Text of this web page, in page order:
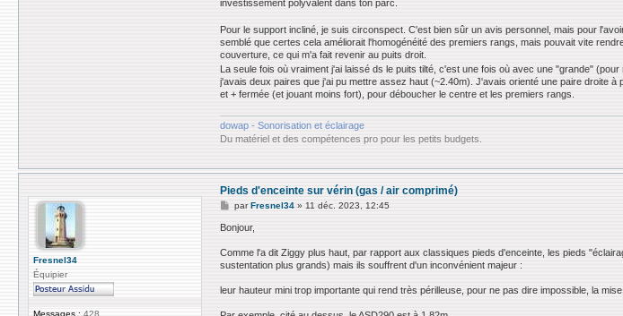
investissement polyvalent dans ton parc.
Pour le support incliné, je suis circonspect. C'est bien sûr un avis personnel, mais pour
semblé que certes cela améliorait l'homogénéité des premiers rangs, mais pouvait vite
couverture, ce qui m'a fait revenir au puits droit.
La seule fois où vraiment j'ai laissé ds le puits tilté, c'est une fois où avec une "grande"
j'avais deux paires que j'ai pu mettre assez haut (~2.40m). J'avais orienté une paire droite
et + fermée (et jouant moins fort), pour déboucher le centre et les premiers rangs.
dowap - Sonorisation et éclairage
Du matériel et des compétences pro pour les petits budgets.
Fresnel34
Équipier
Messages : 428
Pieds d'enceinte sur vérin (gas / air comprimé)
M
s
g
e
parFresnel34 »11 déc. 2023, 12:45
Bonjour,
Comme l'a dit Ziggy plus haut, par rapport aux classiques pieds d'enceinte, les pieds
sustentation plus grands) mais ils souffrent d'un inconvénient majeur :
leur hauteur mini trop importante qui rend très périlleuse, pour ne pas dire impossible, la